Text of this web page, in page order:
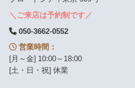
＼ご来店は予約制です／
050-3662-0552
営業時間：
[月～金] 10:00～18:00
[土・日・祝] 休業